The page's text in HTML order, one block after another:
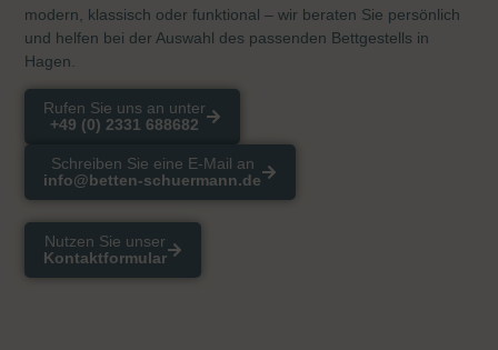
modern, klassisch oder funktional – wir beraten Sie persönlich
und helfen bei der Auswahl des passenden Bettgestells in
Hagen
Rufen Sie uns an unter
+49 (0) 2331 688682
Schreiben Sie eine E-Mail an
info@betten-schuermann.de
Nutzen Sie unser
Kontaktformular